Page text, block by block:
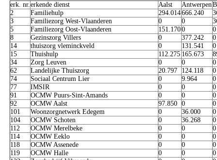
erk. nr. erkende dienst Aalst Antwerpen
2
Familiehulp 294.014666.240
3
Familiezorg West-Vlaanderen 0 0
5
Familiezorg Oost-Vlaanderen 151.1700
0
8
Gezinszorg Villers 0 377.242
0
14
thuiszorg vleminckveld 0 131.541
0
15
Thuishulp 112.275 165.673
34
Zorg Leuven 0 0
0
62
Landelijke Thuiszorg 20.797 124.118
0
74
Sociaal Centrum Lier 0 9.964
0
77
IMSIR 0 0
0
91
OCMW Puurs-Sint-Amands 0 0
0
92
OCMW Aalst 97.850 0
0
101
Woonzorgnetwerk Edegem 0 36.000
0
104
OCMW Schoten 0 36.268
0
112
OCMW Merelbeke 0 0
0
114
OCMW Eeklo 0 0
0
118
OCMW Assenede 0 0
0
119
OCMW Halle 0 0
0